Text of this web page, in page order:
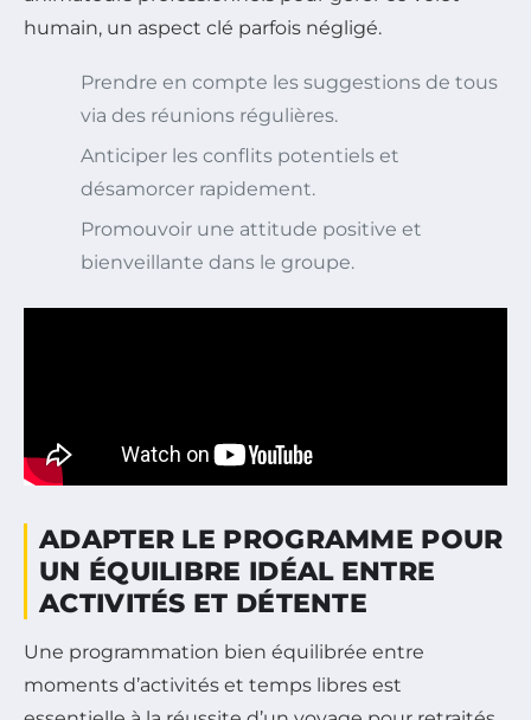
humain, un aspect clé parfois négligé.
Prendre en compte les suggestions de tous
via des réunions régulières.
Anticiper les conflits potentiels et
désamorcer rapidement.
Promouvoir une attitude positive et
bienveillante dans le groupe.
ADAPTER LE PROGRAMME POUR
UN ÉQUILIBRE IDÉAL ENTRE
ACTIVITÉS ET DÉTENTE
Une programmation bien équilibrée entre
moments d’activités et temps libres est